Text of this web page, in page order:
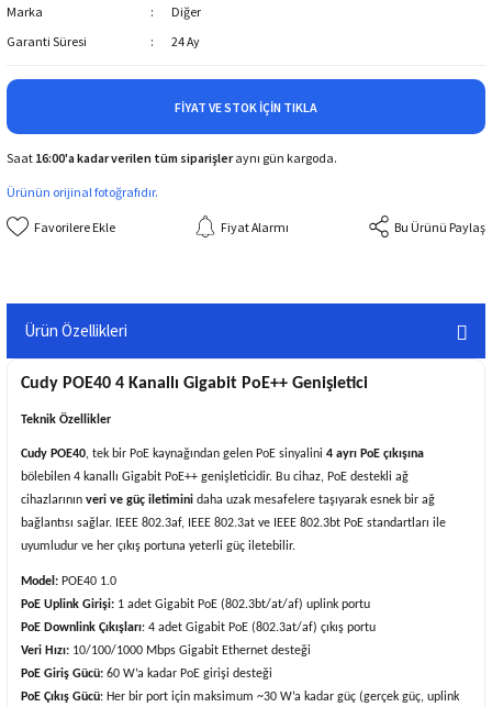
Marka
Diğer
Garanti Süresi
24 Ay
FIYAT VE STOK İÇIN TIKLA
Saat 16:00'a kadar verilen tüm siparişleraynı gün kargoda.
Ürünün orijinal fotoğrafıdır.
Fiyat Alarmı Bu Ürünü Paylaş
Ürün Özellikleri
Cudy POE40 4 Kanallı Gigabit PoE++ Genişletici
Teknik Özellikler
Cudy POE40, tek bir PoE kaynağından gelen PoE sinyalini 4 ayrı PoE çıkışına
bölebilen 4 kanallı Gigabit PoE++ genişleticidir. Bu cihaz, PoE destekli ağ
cihazlarının veri ve güç iletimini daha uzak mesafelere taşıyarak esnek bir ağ
bağlantısı sağlar. IEEE 802.3af, IEEE 802.3at ve IEEE 802.3bt PoE standartları ile
uyumludur ve her çıkış portuna yeterli güç iletebilir.
Model: POE40 1.0
PoE Uplink Girişi: 1 adet Gigabit PoE (802.3bt/at/af) uplink portu
PoE Downlink Çıkışları: 4 adet Gigabit PoE (802.3at/af) çıkış portu
Veri Hızı: 10/100/1000 Mbps Gigabit Ethernet desteği
PoE Giriş Gücü: 60 W’a kadar PoE girişi desteği
PoE Çıkış Gücü: Her bir port için maksimum ~30 W’a kadar güç (gerçek güç, uplink